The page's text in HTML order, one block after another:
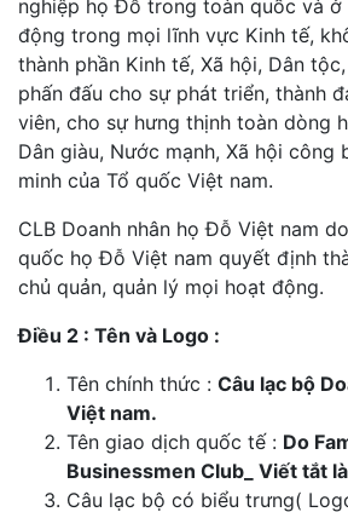
nghiệp họ Đỗ trong toàn quốc và ở
động trong mọi lĩnh vực Kinh tế,
thành phần Kinh tế, Xã hội, Dân
phấn đấu cho sự phát triển, thành
viên, cho sự hưng thịnh toàn dòng
Dân giàu, Nước mạnh, Xã hội công
minh của Tổ quốc Việt nam.
CLB Doanh nhân họ Đỗ Việt nam
quốc họ Đỗ Việt nam quyết định
chủ quản, quản lý mọi hoạt động.
Điều 2 : Tên và Logo :
Tên chính thức : Câu lạc bộ
Việt nam.
Tên giao dịch quốc tế : Do
Businessmen Club_ Viết tắt
Câu lạc bộ có biểu trưng(